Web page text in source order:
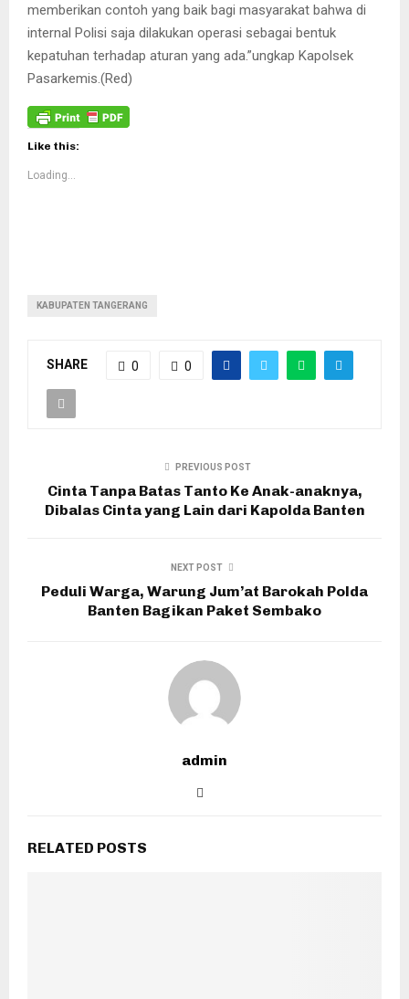
memberikan contoh yang baik bagi masyarakat bahwa di
internal Polisi saja dilakukan operasi sebagai bentuk
kepatuhan terhadap aturan yang ada.”ungkap Kapolsek
Pasarkemis.(Red)
Like this:
Loading...
KABUPATEN TANGERANG
SHARE 0 0
PREVIOUS POST
Cinta Tanpa Batas Tanto Ke Anak-anaknya,
Dibalas Cinta yang Lain dari Kapolda Banten
NEXT POST
Peduli Warga, Warung Jum’at Barokah Polda
Banten Bagikan Paket Sembako
admin
RELATED POSTS